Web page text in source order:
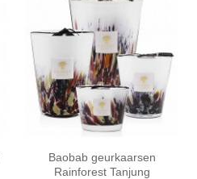
Baobab geurkaarsen
Rainforest Tanjung